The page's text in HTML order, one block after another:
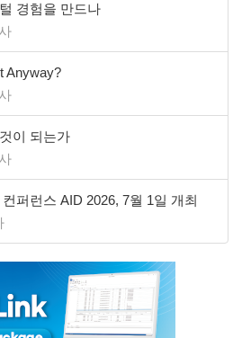
경험을 만드나
Anyway?
이 되는가
퍼런스 AID 2026, 7월 1일 개최